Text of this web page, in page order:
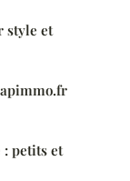
style et
: petits et